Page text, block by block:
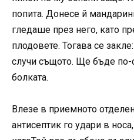
попита. Донесе й
гледаше през него, като
плодовете. Тогава се
случи същото. Ще бъде
болката.
Влезе в приемното
антисептик го удари в